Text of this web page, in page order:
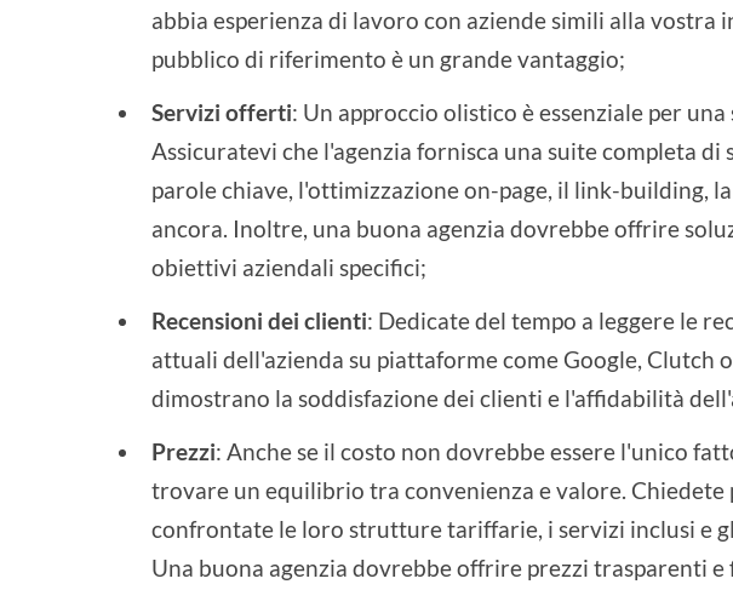
abbia esperienza di lavoro con aziende simili alla
pubblico di riferimento è un grande vantaggio;
Servizi offerti: Un approccio olistico è essenziale per una
Assicuratevi che l'agenzia fornisca una suite completa di
parole chiave, l'ottimizzazione on-page, il link-building,
ancora. Inoltre, una buona agenzia dovrebbe offrire
obiettivi aziendali specifici;
Recensioni dei clienti: Dedicate del tempo a leggere le
attuali dell'azienda su piattaforme come Google, Clutch
dimostrano la soddisfazione dei clienti e l'affidabilità
Prezzi: Anche se il costo non dovrebbe essere l'unico
trovare un equilibrio tra convenienza e valore. Chiedete
confrontate le loro strutture tariffarie, i servizi inclusi e
Una buona agenzia dovrebbe offrire prezzi trasparenti e